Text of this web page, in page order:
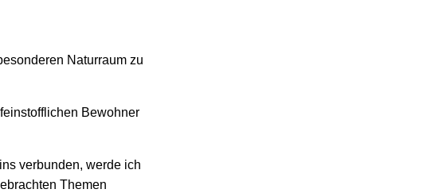
Naturraum zu
Bewohner
verbunden, werde ich
Themen